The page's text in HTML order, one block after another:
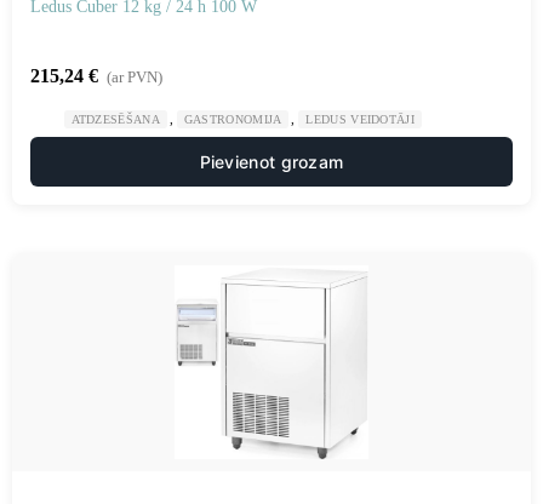
Ledus Cuber 12 kg / 24 h 100 W
215,24 € (ar PVN)
ATDZESĒŠANA GASTRONOMIJA LEDUS VEIDOTĀJI
Pievienot grozam